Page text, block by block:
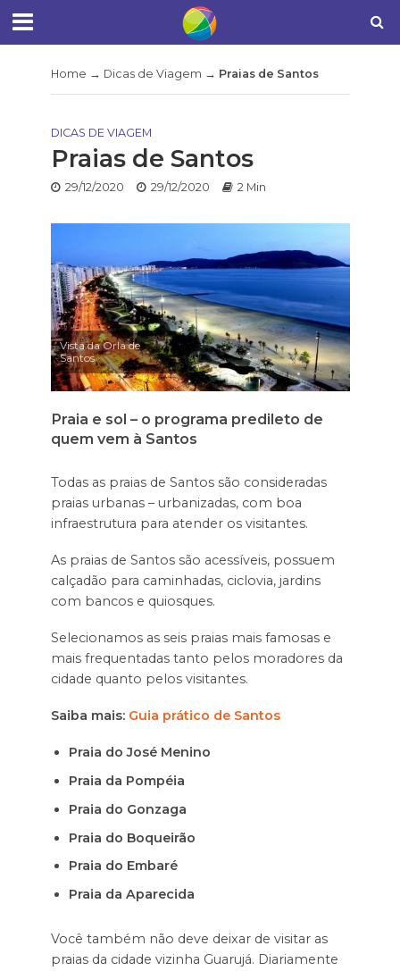
Home → Dicas de Viagem → Praias de Santos
DICAS DE VIAGEM
Praias de Santos
29/12/2020 29/12/2020 2 Min
Vista da Orla de
Santos
Praia e sol – o programa predileto de
quem vem à Santos
Todas as praias de Santos são consideradas
praias urbanas – urbanizadas, com boa
infraestrutura para atender os visitantes.
As praias de Santos são acessíveis, possuem
calçadão para caminhadas, ciclovia, jardins
com bancos e quiosques.
Selecionamos as seis praias mais famosas e
mais frequentadas tanto pelos moradores da
cidade quanto pelos visitantes.
Saiba mais: Guia prático de Santos
Praia do José Menino
Praia da Pompéia
Praia do Gonzaga
Praia do Boqueirão
Praia do Embaré
Praia da Aparecida
Você também não deve deixar de visitar as
praias da cidade vizinha Guarujá. Diariamente